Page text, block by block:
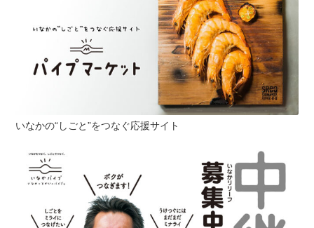
いなかの“しごと”をつなぐ応援サイト